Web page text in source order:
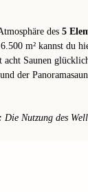
des 5
m² kannst du
Saunen
der
Die Nutzung des